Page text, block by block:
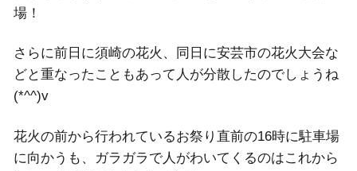
場！
さらに前日に須崎の花火、同日に安芸市の花火大会な
どと重なったこともあって人が分散したのでしょうね
(*^^)v
花火の前から行われているお祭り直前の16時に駐車場
に向かうも、ガラガラで人がわいてくるのはこれから